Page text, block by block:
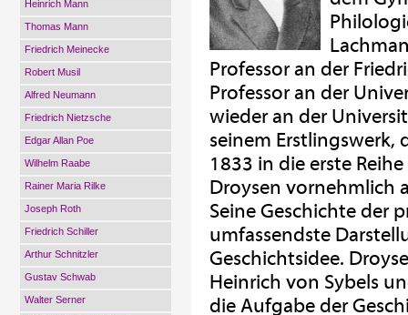
Heinrich Mann
Thomas Mann
Friedrich Meinecke
Robert Musil
Alfred Neumann
Friedrich Nietzsche
Edgar Allan Poe
Wilhelm Raabe
Rainer Maria Rilke
Joseph Roth
Friedrich Schiller
Arthur Schnitzler
Gustav Schwab
Walter Serner
Professor an der
Professor an der
wieder an der
seinem Erstlingswerk,
1833 in die erste
Droysen vornehmlich
Seine Geschichte der
umfassendste
Geschichtsidee.
Heinrich von Sybels
die Aufgabe der